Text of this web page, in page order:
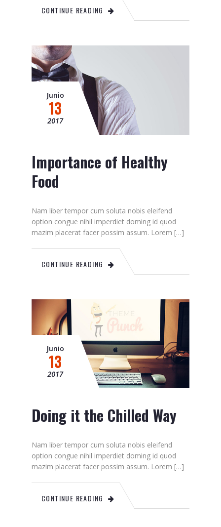
CONTINUE READING
Junio
13
2017
Importance of Healthy
Food
Nam liber tempor cum soluta nobis eleifend
option congue nihil imperdiet doming id quod
mazim placerat facer possim assum. Lorem […]
CONTINUE READING
Junio
13
2017
Doing it the Chilled Way
Nam liber tempor cum soluta nobis eleifend
option congue nihil imperdiet doming id quod
mazim placerat facer possim assum. Lorem […]
CONTINUE READING